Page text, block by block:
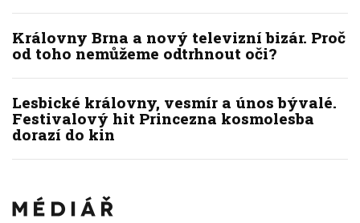
Královny Brna a nový televizní bizár. Proč
od toho nemůžeme odtrhnout oči?
Lesbické královny, vesmír a únos bývalé.
Festivalový hit Princezna kosmolesba
dorazí do kin